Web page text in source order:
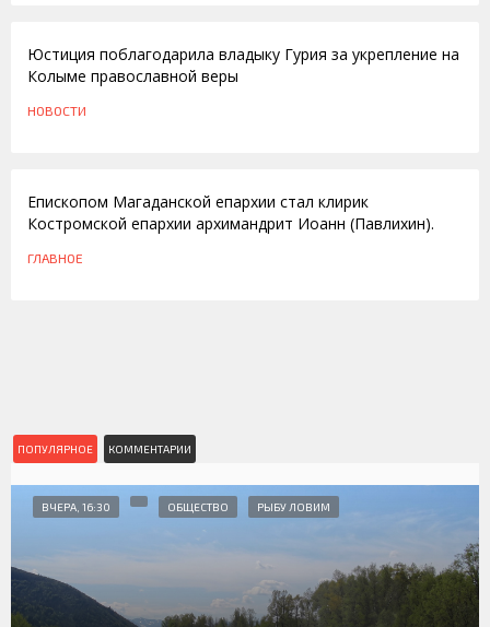
Юстиция поблагодарила владыку Гурия за укрепление на
Колыме православной веры
НОВОСТИ
Епископом Магаданской епархии стал клирик
Костромской епархии архимандрит Иоанн (Павлихин).
ГЛАВНОЕ
ПОПУЛЯРНОЕ КОММЕНТАРИИ
ВЧЕРА, 16:30 ОБЩЕСТВО РЫБУ ЛОВИМ